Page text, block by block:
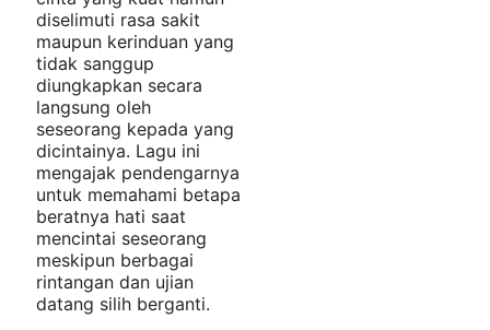
diselimuti rasa sakit
maupun kerinduan yang
tidak sanggup
diungkapkan secara
langsung oleh
seseorang kepada yang
dicintainya. Lagu ini
mengajak pendengarnya
untuk memahami betapa
beratnya hati saat
mencintai seseorang
meskipun berbagai
rintangan dan ujian
datang silih berganti.